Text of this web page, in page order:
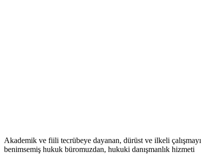
Akademik ve fiili tecrübeye dayanan, dürüst ve ilkeli çalışmayı
benimsemiş hukuk büromuzdan, hukuki danışmanlık hizmeti